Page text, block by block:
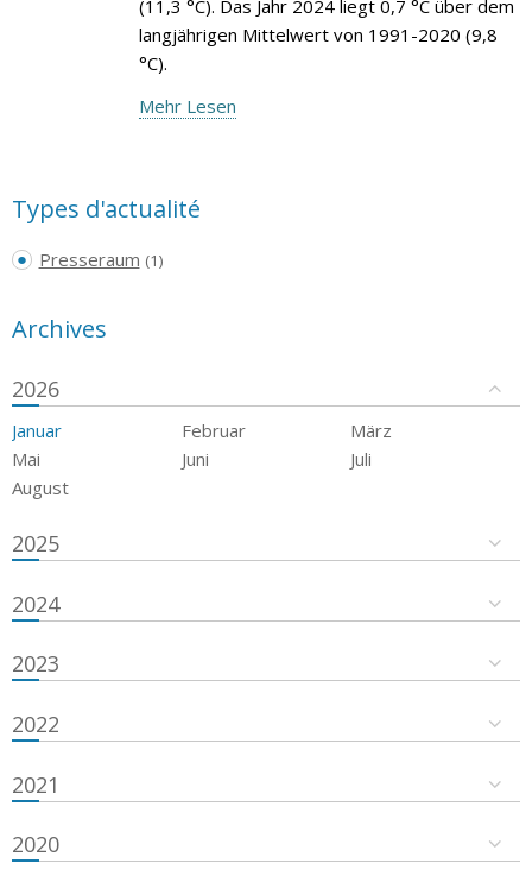
(11,3 °C). Das Jahr 2024 liegt 0,7 °C über dem
langjährigen Mittelwert von 1991-2020 (9,8
°C).
Mehr Lesen
Types d'actualité
Presseraum (1)
Archives
2026
Januar Februar
März
Mai
Juni
Juli
August
2025
2024
2023
2022
2021
2020